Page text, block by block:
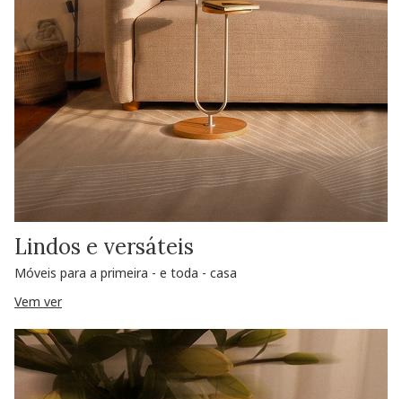
Lindos e versáteis
Móveis para a primeira - e toda - casa
Vem ver